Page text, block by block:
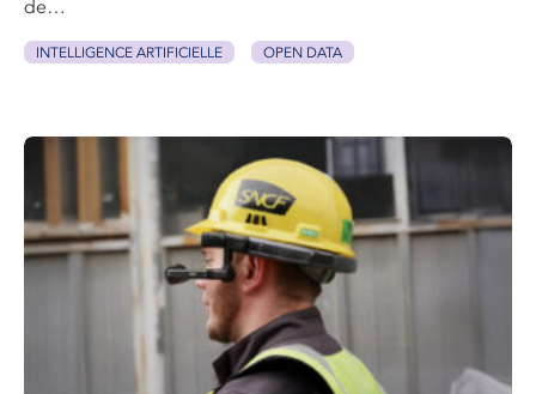
de…
INTELLIGENCE ARTIFICIELLE OPEN DATA